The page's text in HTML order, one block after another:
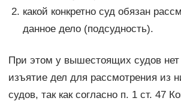
какой конкретно суд обязан
данное дело (подсудность).
При этом у вышестоящих судов нет
изъятие дел для рассмотрения из
судов, так как согласно п. 1 ст. 47